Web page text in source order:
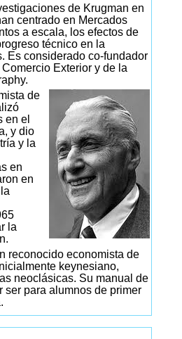
de Krugman en
centrado en Mercados
a escala, los efectos de
técnico en la
Es considerado co-fundador
Exterior y de la
de
en el
y dio
y la
en
en
la
reconocido economista de
keynesiano,
neoclásicas. Su manual de
ser para alumnos de primer